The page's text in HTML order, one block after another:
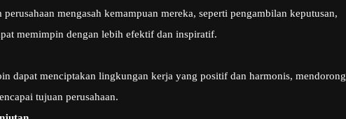
mengasah kemampuan mereka, seperti pengambilan keputusan,
memimpin dengan lebih efektif dan inspiratif.
dapat menciptakan lingkungan kerja yang positif dan harmonis, mendorong
tujuan perusahaan.